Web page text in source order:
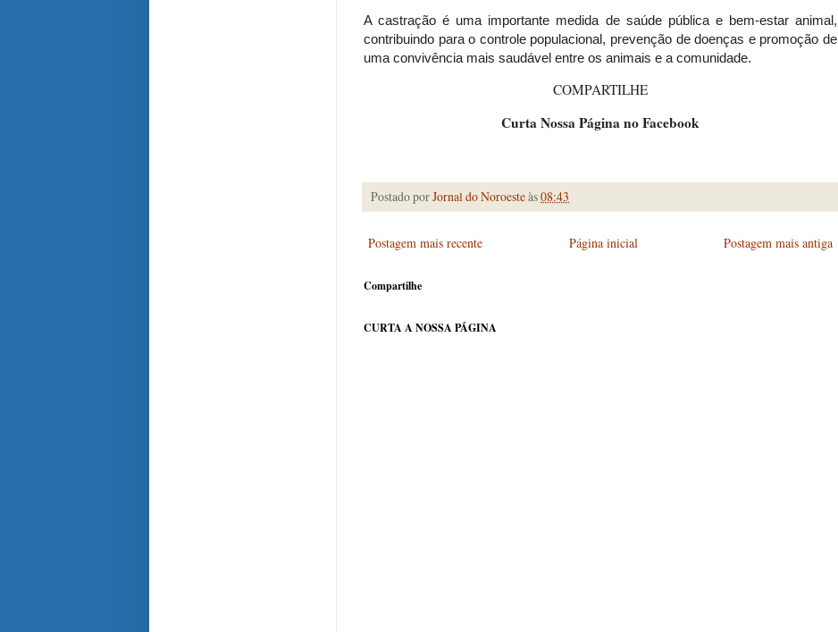
A castração é uma importante medida de saúde pública e bem-estar animal,
contribuindo para o controle populacional, prevenção de doenças e promoção de
uma convivência mais saudável entre os animais e a comunidade.
COMPARTILHE
Curta Nossa Página no Facebook
Postado porJornal do Noroesteàs08:43
Postagem mais recente Postagem mais antiga
Página inicial
Compartilhe
CURTA A NOSSA PÁGINA